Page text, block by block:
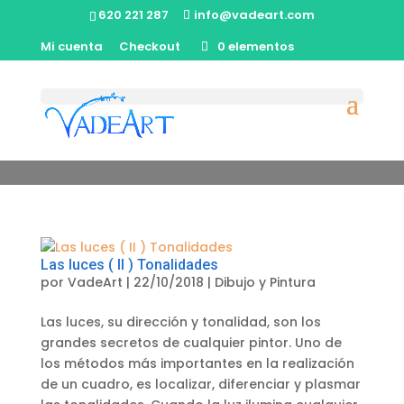
620 221 287
info@vadeart.com
Mi cuenta
Checkout 0 elementos
Dibujo y Pintura
Las luces ( II ) Tonalidades
por VadeArt | 22/10/2018 | Dibujo y Pintura
Las luces, su dirección y tonalidad, son los
grandes secretos de cualquier pintor. Uno de
los métodos más importantes en la realización
de un cuadro, es localizar, diferenciar y plasmar